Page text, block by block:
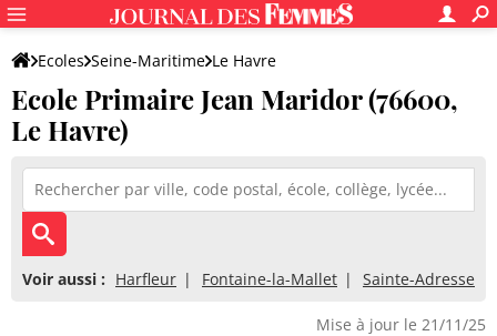
Ecoles Seine-Maritime Le Havre
Ecole Primaire Jean Maridor
Ecole Primaire Jean Maridor (76600,
Le Havre)
Voir aussi : Harfleur Fontaine-la-Mallet Sainte-Adresse
Mise à jour le 21/11/25